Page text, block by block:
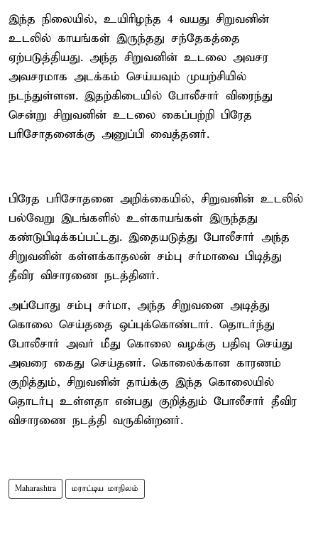
இந்த நிலையில், உயிரிழந்த 4 வயது சிறுவனின்
உடலில் காயங்கள் இருந்தது சந்தேகத்தை
ஏற்படுத்தியது. அந்த சிறுவனின் உடலை அவசர
அவசரமாக அடக்கம் செய்யவும் முயற்சியில்
நடந்துள்ளன. இதற்கிடையில் போலீசார் விரைந்து
சென்று சிறுவனின் உடலை கைப்பற்றி பிரேத
பரிசோதனைக்கு அனுப்பி வைத்தனர்.
பிரேத பரிசோதனை அறிக்கையில், சிறுவனின் உடலில்
பல்வேறு இடங்களில் உள்காயங்கள் இருந்தது
கண்டுபிடிக்கப்பட்டது. இதையடுத்து போலீசார் அந்த
சிறுவனின் கள்ளக்காதலன் சம்பு சர்மாவை பிடித்து
தீவிர விசாரணை நடத்தினர்.
அப்போது சம்பு சர்மா, அந்த சிறுவனை அடித்து
கொலை செய்ததை ஒப்புக்கொண்டார். தொடர்ந்து
போலீசார் அவர் மீது கொலை வழக்கு பதிவு செய்து
அவரை கைது செய்தனர். கொலைக்கான காரணம்
குறித்தும், சிறுவனின் தாய்க்கு இந்த கொலையில்
தொடர்பு உள்ளதா என்பது குறித்தும் போலீசார் தீவிர
விசாரணை நடத்தி வருகின்றனர்.
Maharashtra மராட்டிய மாநிலம்